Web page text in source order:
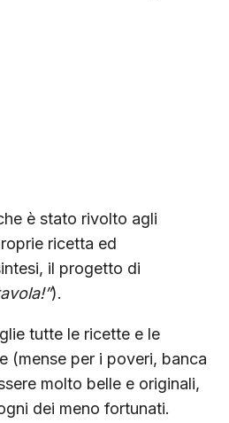
è stato rivolto agli
ricetta ed
il progetto di
).
tutte le ricette e le
(mense per i poveri, banca
molto belle e originali,
dei meno fortunati.